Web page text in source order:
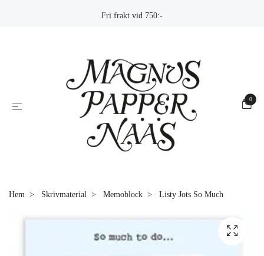
Fri frakt vid 750:-
0
Hem Skrivmaterial Memoblock Listy Jots So Much